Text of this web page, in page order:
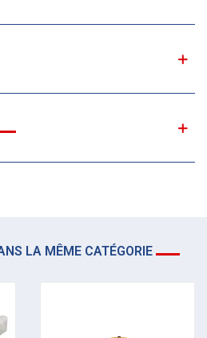
LA MÊME CATÉGORIE